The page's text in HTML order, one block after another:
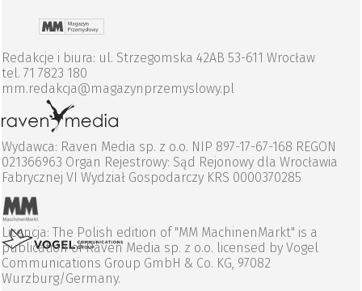
Redakcje i biura: ul. Strzegomska 42AB 53-611 Wrocław
tel. 71 7823 180
mm.redakcja@magazynprzemyslowy.pl
Wydawca: Raven Media sp. z o.o. NIP 897-17-67-168 REGON
021366963 Organ Rejestrowy: Sąd Rejonowy dla Wrocławia
Fabrycznej VI Wydział Gospodarczy KRS 0000370285
Licencja: The Polish edition of "MM MachinenMarkt" is a
publication of Raven Media sp. z o.o. licensed by Vogel
Communications Group GmbH & Co. KG, 97082
Wurzburg/Germany.